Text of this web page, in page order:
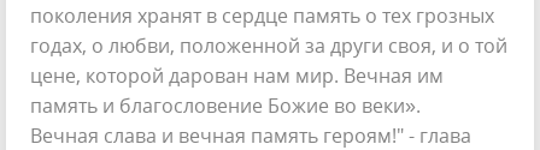
поколения хранят в сердце память о тех грозных
годах, о любви, положенной за други своя, и о той
цене, которой дарован нам мир. Вечная им
память и благословение Божие во веки».
Вечная слава и вечная память героям!" - глава